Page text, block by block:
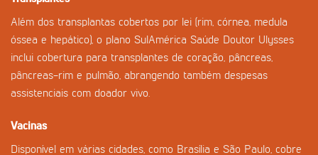
Além dos transplantas cobertos por lei (rim, córnea, medula
óssea e hepático), o plano SulAmérica Saúde Doutor Ulysses
inclui cobertura para transplantes de coração, pâncreas,
pâncreas-rim e pulmão, abrangendo também despesas
assistenciais com doador vivo.
Vacinas
Disponível em várias cidades, como Brasília e São Paulo, cobre